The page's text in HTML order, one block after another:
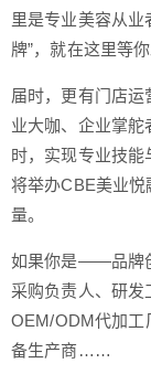
里是专业美容从业
牌”，就在这里等你
届时，更有门店
业大咖、企业掌舵
时，实现专业技能
将举办CBE美业
量。
如果你是——品牌
采购负责人、研发
OEM/ODM代加工
备生产商……